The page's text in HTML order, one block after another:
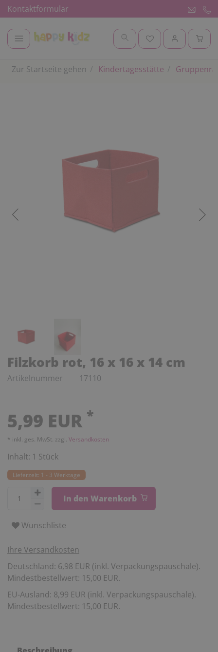
Kontaktformular
Zur Startseite gehen Kindertagesstätte
Filzkorb rot, 16 x 16 x 14 cm
Artikelnummer 17110
5,99 EUR *
* inkl. ges. MwSt. zzgl. Versandkosten
Inhalt: 1 Stück
Lieferzeit: 1 - 3 Werktage
In den Warenkorb
Wunschliste
Ihre Versandkosten
Deutschland: 6,98 EUR (inkl. Verpackungspauschale).
Mindestbestellwert: 15,00 EUR.
EU-Ausland: 8,99 EUR (inkl. Verpackungspauschale).
Mindestbestellwert: 15,00 EUR.